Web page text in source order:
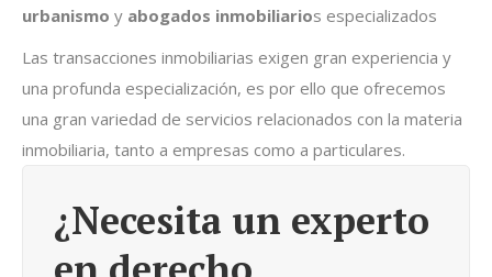
urbanismo y abogados inmobiliarios especializados
Las transacciones inmobiliarias exigen gran experiencia y
una profunda especialización, es por ello que ofrecemos
una gran variedad de servicios relacionados con la materia
inmobiliaria, tanto a empresas como a particulares.
¿Necesita un experto